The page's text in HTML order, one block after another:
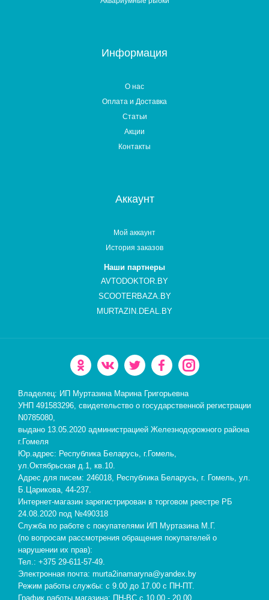
Информация
О нас
Оплата и Доставка
Статьи
Акции
Контакты
Аккаунт
Мой аккаунт
История заказов
Наши партнеры
AVTODOKTOR.BY
SCOOTERBAZA.BY
MURTAZIN.DEAL.BY
Владелец: ИП Муртазина Марина Григорьевна
УНП 491583296, свидетельство о государственной регистрации
N0785080,
выдано 13.05.2020 администрацией Железнодорожного района
г.Гомеля
Юр.адрес: Республика Беларусь, г.Гомель,
ул.Октябрьская д.1, кв.10.
Адрес для писем: 246018, Республика Беларусь, г. Гомель, ул.
Б.Царикова, 44-237.
Интернет-магазин зарегистрирован в торговом реестре РБ
24.08.2020 под №490318
Служба по работе с покупателями ИП Муртазина М.Г.
(по вопросам рассмотрения обращения покупателей о
нарушении их прав):
Тел.: +375 29-611-57-49.
Электронная почта: murta2inamaryna@yandex.by
Режим работы службы: с 9.00 до 17.00 с ПН-ПТ.
График работы магазина: ПН-ВС с 10.00 - 20.00.